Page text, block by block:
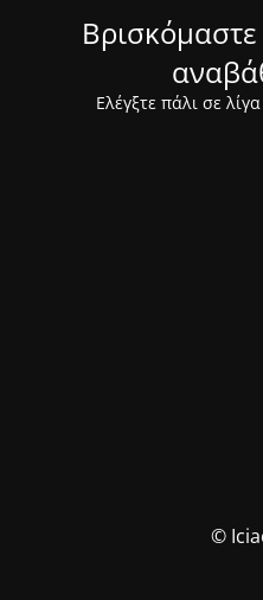
Βρισκόμαστε
Ελέγξτε πάλι σε
©